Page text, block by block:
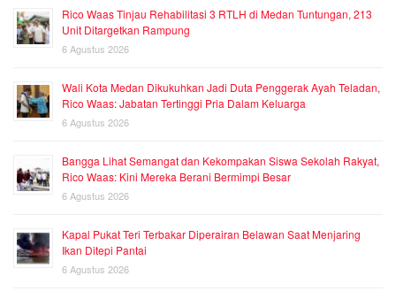
Rico Waas Tinjau Rehabilitasi 3 RTLH di Medan Tuntungan, 213
Unit Ditargetkan Rampung
6 Agustus 2026
Wali Kota Medan Dikukuhkan Jadi Duta Penggerak Ayah Teladan,
Rico Waas: Jabatan Tertinggi Pria Dalam Keluarga
6 Agustus 2026
Bangga Lihat Semangat dan Kekompakan Siswa Sekolah Rakyat,
Rico Waas: Kini Mereka Berani Bermimpi Besar
6 Agustus 2026
Kapal Pukat Teri Terbakar Diperairan Belawan Saat Menjaring
Ikan Ditepi Pantai
6 Agustus 2026